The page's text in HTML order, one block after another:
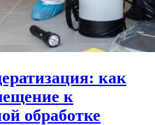
как
к
обработке